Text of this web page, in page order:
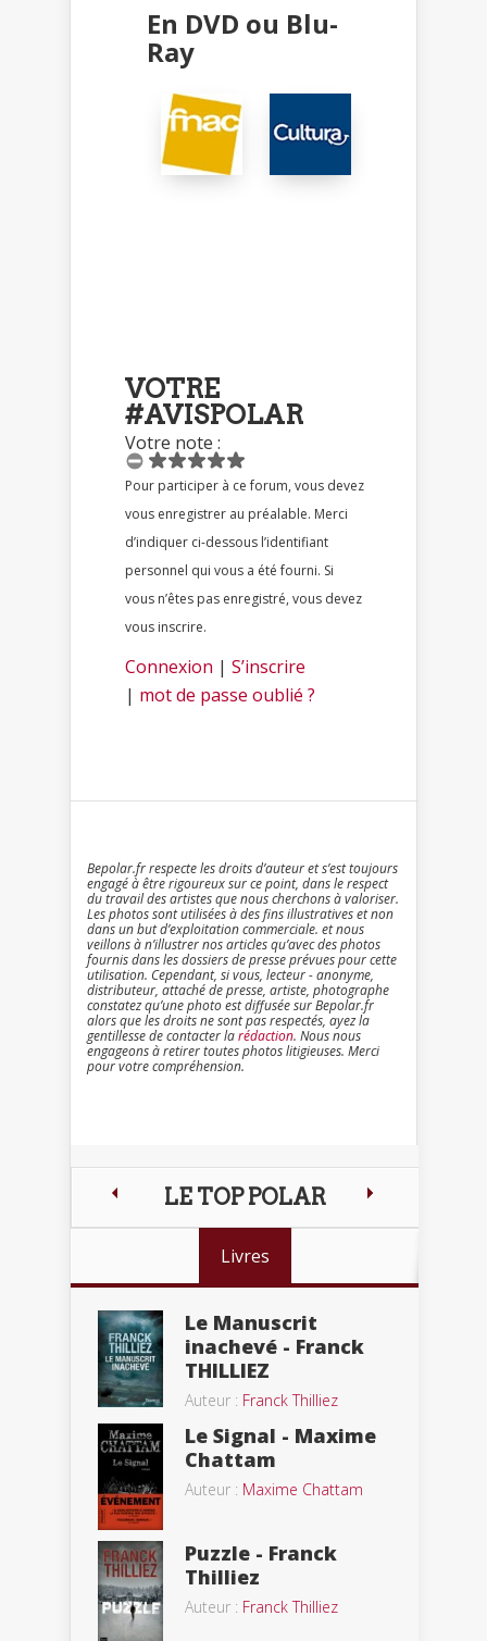
En DVD ou Blu-
Ray
VOTRE
#AVISPOLAR
Votre note :
Pour participer à ce forum, vous devez
vous enregistrer au préalable. Merci
d’indiquer ci-dessous l’identifiant
personnel qui vous a été fourni. Si
vous n’êtes pas enregistré, vous devez
vous inscrire.
Connexion | S’inscrire
| mot de passe oublié ?
Bepolar.fr respecte les droits d’auteur et s’est toujours
engagé à être rigoureux sur ce point, dans le respect
du travail des artistes que nous cherchons à valoriser.
Les photos sont utilisées à des fins illustratives et non
dans un but d’exploitation commerciale. et nous
veillons à n’illustrer nos articles qu’avec des photos
fournis dans les dossiers de presse prévues pour cette
utilisation. Cependant, si vous, lecteur - anonyme,
distributeur, attaché de presse, artiste, photographe
constatez qu’une photo est diffusée sur Bepolar.fr
alors que les droits ne sont pas respectés, ayez la
gentillesse de contacter larédaction. Nous nous
engageons à retirer toutes photos litigieuses. Merci
pour votre compréhension.
LE TOP POLAR
Livres
Le Manuscrit
inachevé - Franck
THILLIEZ
Auteur : Franck Thilliez
Le Signal - Maxime
Chattam
Auteur : Maxime Chattam
Puzzle - Franck
Thilliez
Auteur : Franck Thilliez